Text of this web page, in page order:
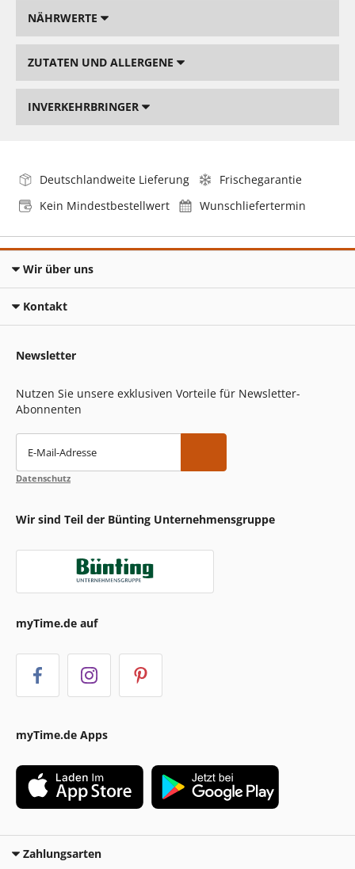
NÄHRWERTE
ZUTATEN UND ALLERGENE
INVERKEHRBRINGER
Deutschlandweite Lieferung
Frischegarantie
Kein Mindestbestellwert
Wunschliefertermin
Wir über uns
Kontakt
Newsletter
Nutzen Sie unsere exklusiven Vorteile für Newsletter-
Abonnenten
E-Mail-Adresse
Datenschutz
Wir sind Teil der Bünting Unternehmensgruppe
myTime.de auf
myTime.de Apps
Zahlungsarten